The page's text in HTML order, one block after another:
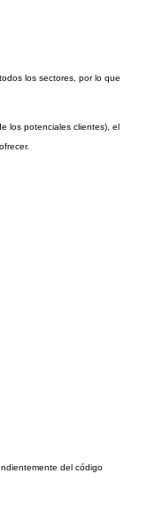
los sectores, por lo que
los potenciales clientes), el
del código